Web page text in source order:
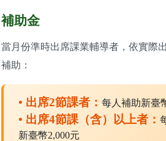
補助金
當月份準時出席課業輔導者，依實際
補助：
• 出席2節課者： 每人補助新臺
• 出席4節課（含）以上者：
新臺幣2,000元